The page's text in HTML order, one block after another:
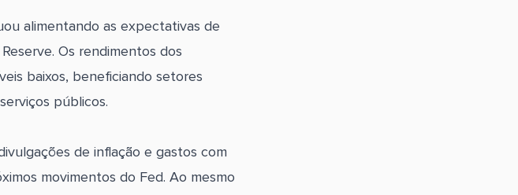
alimentando as expectativas de
Os rendimentos dos
baixos, beneficiando setores
públicos.
de inflação e gastos com
movimentos do Fed. Ao mesmo